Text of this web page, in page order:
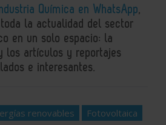
Química en WhatsApp,
la actualidad del sector
en un solo espacio: la
los artículos y reportajes
e interesantes.
renovables
Fotovoltaica